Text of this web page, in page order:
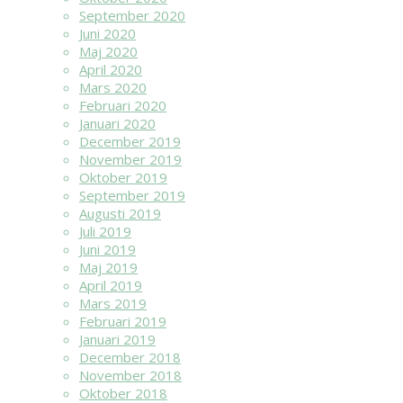
September 2020
Juni 2020
Maj 2020
April 2020
Mars 2020
Februari 2020
Januari 2020
December 2019
November 2019
Oktober 2019
September 2019
Augusti 2019
Juli 2019
Juni 2019
Maj 2019
April 2019
Mars 2019
Februari 2019
Januari 2019
December 2018
November 2018
Oktober 2018